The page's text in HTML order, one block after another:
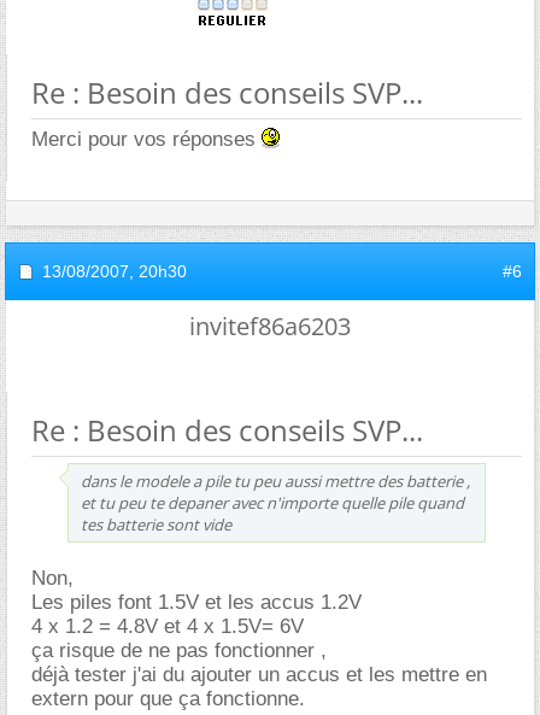
Re : Besoin des conseils SVP...
Merci pour vos réponses
13/08/2007, 20h30 #6
invitef86a6203
Re : Besoin des conseils SVP...
dans le modele a pile tu peu aussi mettre des batterie ,
et tu peu te depaner avec n'importe quelle pile quand
tes batterie sont vide
Non,
Les piles font 1.5V et les accus 1.2V
4 x 1.2 = 4.8V et 4 x 1.5V= 6V
ça risque de ne pas fonctionner ,
déjà tester j'ai du ajouter un accus et les mettre en
extern pour que ça fonctionne.